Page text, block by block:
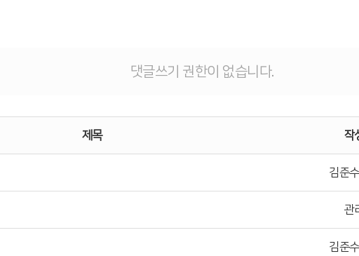
댓글쓰기 권한이 없습니다.
제목 작
김준
관
김준